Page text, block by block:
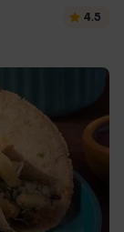
4.5